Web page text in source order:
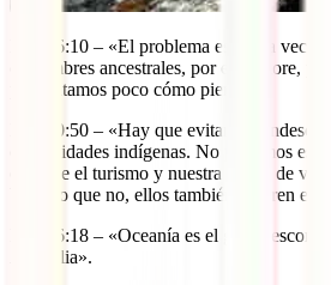
Min 16:10 – «El problema es que a veces
costumbres ancestrales, por el folclore,
preguntamos poco cómo piensan».
Min 20:50 – «Hay que evitar la
comunidades indígenas. No podemos
con que el turismo y nuestra forma de ver
Yo creo que no, ellos también quieren el
Min 26:18 – «Oceanía es el gran
Australia».